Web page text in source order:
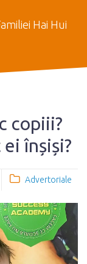
Hai Hui
copiii?
înșiși?
Advertoriale